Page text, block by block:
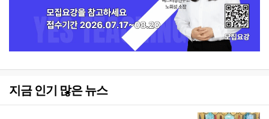
지금 인기 많은 뉴스